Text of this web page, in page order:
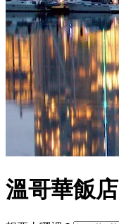
溫哥華飯店